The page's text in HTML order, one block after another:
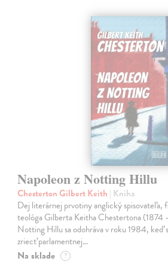
Napoleon z Notting Hillu
Chesterton Gilbert Keith | Kniha
Dej literárnej prvotiny anglický spisovateľa,
teológa Gilberta Keitha Chestertona (1874
Notting Hillu sa odohráva v roku 1984, keď
zriecť parlamentnej…
Na sklade ?